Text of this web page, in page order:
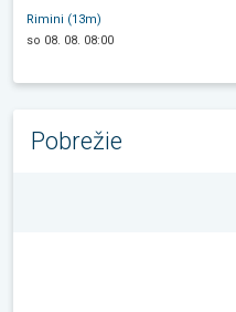
Rimini (13m)
so 08. 08. 08:00
Pobrežie